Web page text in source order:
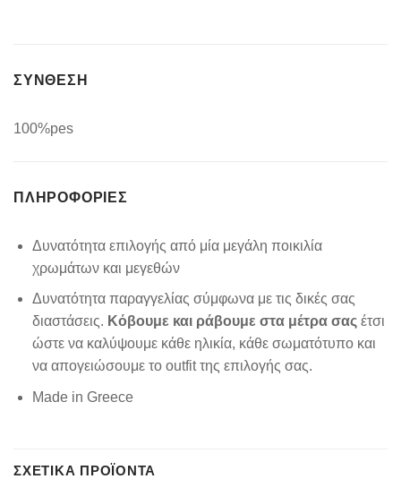
ΣΥΝΘΕΣΗ
100%pes
ΠΛΗΡΟΦΟΡΊΕΣ
Δυνατότητα επιλογής από μία μεγάλη ποικιλία
χρωμάτων και μεγεθών
Δυνατότητα παραγγελίας σύμφωνα με τις δικές σας
διαστάσεις. Κόβουμε και ράβουμε στα μέτρα σας έτσι
ώστε να καλύψουμε κάθε ηλικία, κάθε σωματότυπο και
να απογειώσουμε το outfit της επιλογής σας.
Made in Greece
ΣΧΕΤΙΚΆ ΠΡΟΪΌΝΤΑ